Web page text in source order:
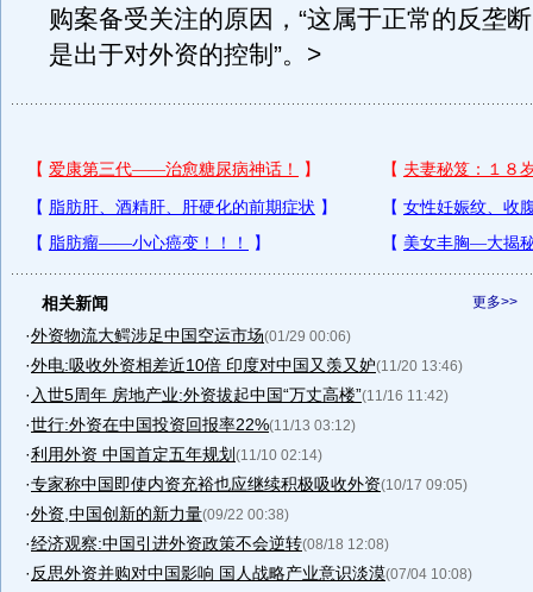
购案备受关注的原因，“这属于正常的反垄
是出于对外资的控制”。>
更多>>
相关新闻
·外资物流大鳄涉足中国空运市场(01/29 00:06)
·外电:吸收外资相差近10倍 印度对中国又羡又妒(11/20 13:46)
· 入世5周年 房地产业:外资拔起中国“万丈高楼”(11/16 11:42)
·世行:外资在中国投资回报率22%(11/13 03:12)
·利用外资 中国首定五年规划 (11/10 02:14)
·专家称中国即使内资充裕也应继续积极吸收外资(10/17 09:05)
·外资,中国创新的新力量(09/22 00:38)
·经济观察:中国引进外资政策不会逆转(08/18 12:08)
· 反思外资并购对中国影响 国人战略产业意识淡漠(07/04 10:08)